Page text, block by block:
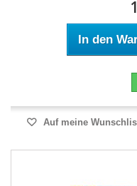
In den
Auf meine